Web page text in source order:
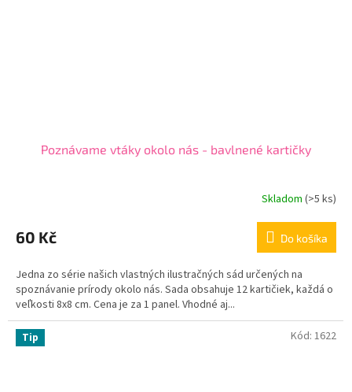
Poznávame vtáky okolo nás - bavlnené kartičky
Skladom (>5 ks)
60 Kč Do košíka
Jedna zo série našich vlastných ilustračných sád určených na
spoznávanie prírody okolo nás. Sada obsahuje 12 kartičiek, každá o
veľkosti 8x8 cm. Cena je za 1 panel. Vhodné aj...
Tip Kód: 1622